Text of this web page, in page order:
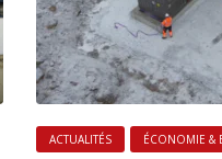
ACTUALITÉS ÉCONOMIE &